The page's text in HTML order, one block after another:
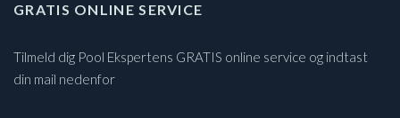
GRATIS ONLINE SERVICE
Tilmeld dig Pool Ekspertens GRATIS online service og indtast
din mail nedenfor